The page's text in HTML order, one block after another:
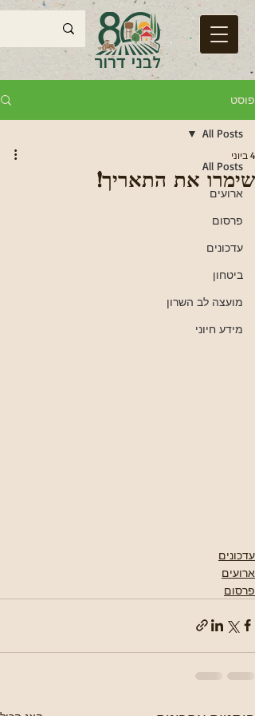
פוסט
All Posts
ארועים
פרסום
עדכונים
ביטחון
מועצה לב השרון
מידע חיוני
All Posts
שימרו את התאריך!
4 ביוני
עדכונים
ארועים
פרסום